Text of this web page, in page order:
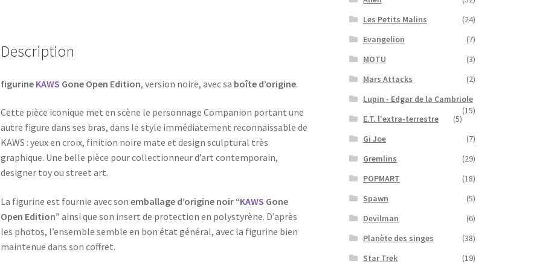
Description
figurine KAWS Gone Open Edition, version noire, avec sa boîte d’origine.
Cette pièce iconique met en scène le personnage Companion portant une
autre figure dans ses bras, dans le style immédiatement reconnaissable de
KAWS : yeux en croix, finition noire mate et design sculptural très
graphique. Une belle pièce pour collectionneur d’art contemporain,
designer toy ou street art.
La figurine est fournie avec son emballage d’origine noir “KAWS Gone
Open Edition” ainsi que son insert de protection en polystyrène. D’après
les photos, l’ensemble semble en bon état général, avec la figurine bien
maintenue dans son coffret.
Les Petits Malins
(24)
Evangelion
(7)
MOTU
(3)
Mars Attacks
(2)
Lupin - Edgar de la Cambriole
(15)
E.T. l'extra-terrestre
(5)
Gi Joe
(7)
Gremlins
(29)
POPMART
(18)
Spawn
(5)
Devilman
(6)
Planète des singes
(38)
Star Trek
(19)